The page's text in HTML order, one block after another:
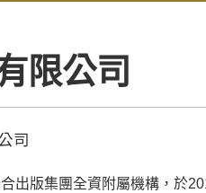
限公司
司
出版集團全資附屬機構，於